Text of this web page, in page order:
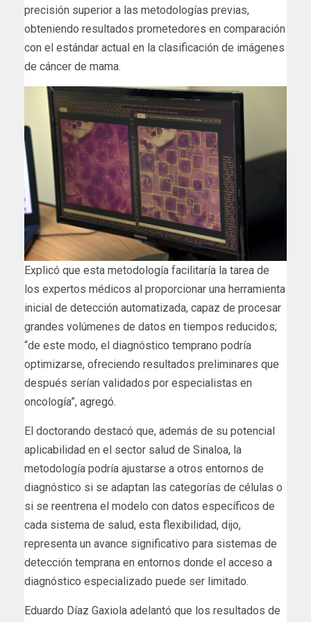
precisión superior a las metodologías previas,
obteniendo resultados prometedores en comparación
con el estándar actual en la clasificación de imágenes
de cáncer de mama.
Explicó que esta metodología facilitaría la tarea de
los expertos médicos al proporcionar una herramienta
inicial de detección automatizada, capaz de procesar
grandes volúmenes de datos en tiempos reducidos;
“de este modo, el diagnóstico temprano podría
optimizarse, ofreciendo resultados preliminares que
después serían validados por especialistas en
oncología”, agregó.
El doctorando destacó que, además de su potencial
aplicabilidad en el sector salud de Sinaloa, la
metodología podría ajustarse a otros entornos de
diagnóstico si se adaptan las categorías de células o
si se reentrena el modelo con datos específicos de
cada sistema de salud, esta flexibilidad, dijo,
representa un avance significativo para sistemas de
detección temprana en entornos donde el acceso a
diagnóstico especializado puede ser limitado.
Eduardo Díaz Gaxiola adelantó que los resultados de